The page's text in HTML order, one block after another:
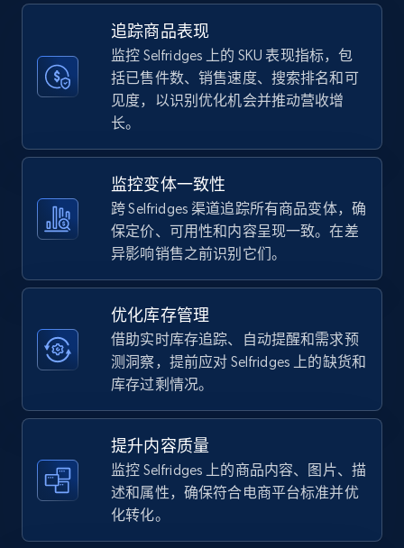
more.
5.6K+ 875+ 立即开始
TikTok Shop
URL, Title, Available, Description, Currency, Initial
price, Final price, Discount percent, and more.
5.4K+ 668+
TikTok Shop - category
URL, Title, Available, Description, Currency, Initial
price, Final price, Discount percent, and more.
TikTok Shop - Collect TikTok shop products
by keywords search
追踪商品表现
监控 Selfridges 上的 SKU 表现指标，包
括已售件数、销售速度、搜索排名和可
见度，以识别优化机会并推动营收增
长。
监控变体一致性
跨 Selfridges 渠道追踪所有商品变体，确
保定价、可用性和内容呈现一致。在差
异影响销售之前识别它们。
优化库存管理
借助实时库存追踪、自动提醒和需求预
测洞察，提前应对 Selfridges 上的缺货和
库存过剩情况。
提升内容质量
监控 Selfridges 上的商品内容、图片、描
述和属性，确保符合电商平台标准并优
化转化。